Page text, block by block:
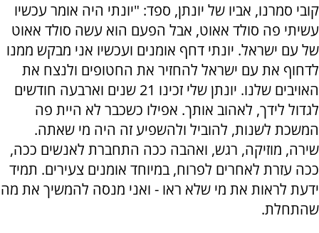
קובי סמרנו, אביו של יונתן, ספד: "יונתי היה אומר עכשיו
עשיתי פה סולד אאוט, אבל הפעם הוא עשה סולד אאוט
של עם ישראל. יונתי דחף אומנים ועכשיו אני מבקש ממנו
לדחוף את עם ישראל להחזיר את החטופים ולנצח את
האויבים שלנו. יונתן שלי זכינו 21 שנים וארבעה חודשים
לגדול לידך, לאהוב אותך. אפילו כשכבר לא היית פה
המשכת לשנות, להוביל ולהשפיע זה היה מי שאתה.
שירה, מוזיקה, רגש, ואהבה ככה התחברת לאנשים ככה,
ככה עזרת לאחרים לפרוח, במיוחד אומנים צעירים. תמיד
ידעת לראות את מי שלא ראו - ואני מנסה להמשיך את מה
שהתחלת.